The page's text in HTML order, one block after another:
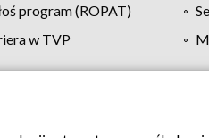
program (ROPAT)
w TVP
Moje zgody Pomoc